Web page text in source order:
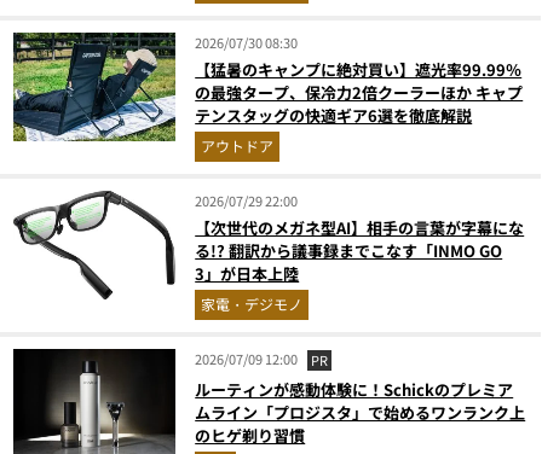
2026/07/30 08:30
【猛暑のキャンプに絶対買い】遮光率99.99％
の最強タープ、保冷力2倍クーラーほか キャプ
テンスタッグの快適ギア6選を徹底解説
アウトドア
2026/07/29 22:00
【次世代のメガネ型AI】相手の言葉が字幕にな
る!? 翻訳から議事録までこなす「INMO GO
3」が日本上陸
家電・デジモノ
2026/07/09 12:00 PR
ルーティンが感動体験に！Schickのプレミア
ムライン「プロジスタ」で始めるワンランク上
のヒゲ剃り習慣